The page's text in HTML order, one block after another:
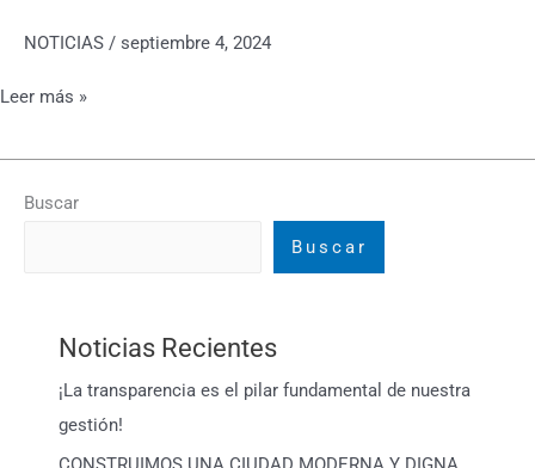
NOTICIAS / septiembre 4, 2024
Leer más »
Buscar
Buscar
Noticias Recientes
¡La transparencia es el pilar fundamental de nuestra
gestión!